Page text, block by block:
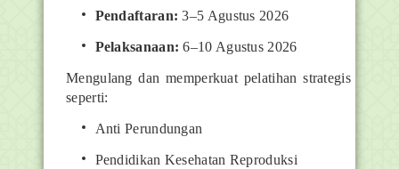
Pendaftaran: 3–5 Agustus 2026
Pelaksanaan: 6–10 Agustus 2026
Mengulang dan memperkuat pelatihan strategis
seperti:
Anti Perundungan
Pendidikan Kesehatan Reproduksi